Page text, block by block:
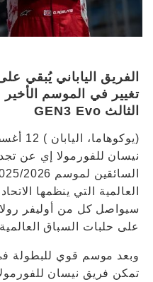
الفريق الياباني يُبقي
تغيير في الموسم
الثالث GEN3 Evo
نيسان للفورمولا إي عن
سيواصل كل من أوليفر
على حلبات السباق
وبعد موسم قوي للبطولة
تمكن فريق نيسان